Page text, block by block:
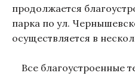
продолжается
парка по ул.
осуществляется в
Все благоустроенные